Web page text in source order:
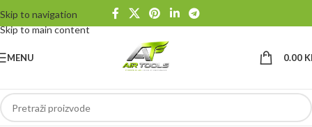
Skip to navigation
Skip to main content
MENU 0.00